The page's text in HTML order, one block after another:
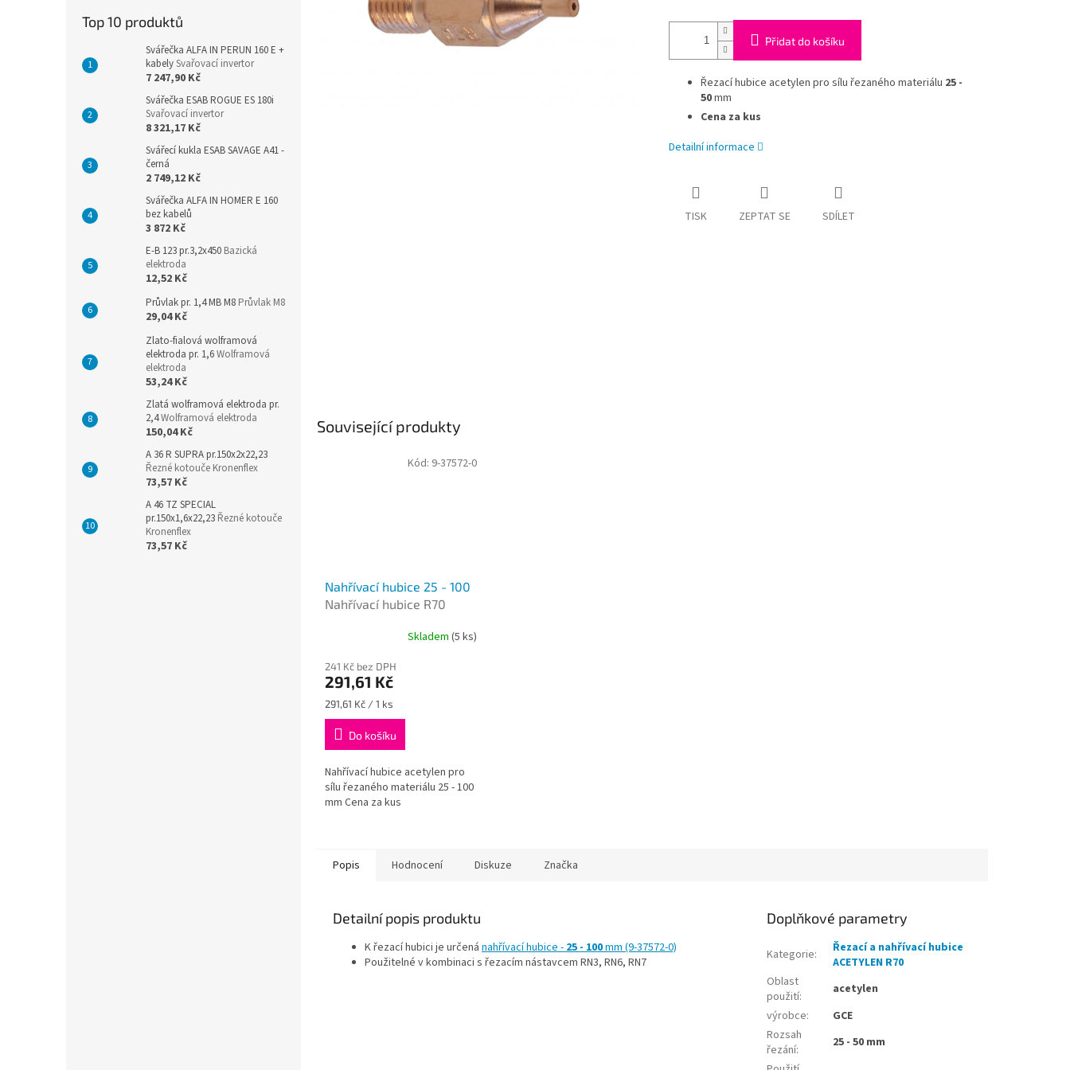
Top 10 produktů
Svářečka ALFA IN PERUN 160 E +
kabelySvařovací invertor
7 247,90 Kč
Svářečka ESAB ROGUE ES 180i
Svařovací invertor
8 321,17 Kč
Svářecí kukla ESAB SAVAGE A41 -
černá
2 749,12 Kč
Svářečka ALFA IN HOMER E 160
bez kabelů
3 872 Kč
E-B 123 pr.3,2x450 Bazická
elektroda
12,52 Kč
Průvlak pr. 1,4 MB M8 Průvlak M8
29,04 Kč
Zlato-fialová wolframová
elektroda pr. 1,6Wolframová
elektroda
53,24 Kč
Zlatá wolframová elektroda pr.
2,4Wolframová elektroda
150,04 Kč
A 36 R SUPRA pr.150x2x22,23
Řezné kotouče Kronenflex
73,57 Kč
A 46 TZ SPECIAL
pr.150x1,6x22,23 Řezné kotouče
Kronenflex
73,57 Kč
Přidat do košíku
Řezací hubice acetylen pro sílu řezaného materiálu 25 -
50mm
Cena za kus
Detailní informace
TISK ZEPTAT SE SDÍLET
Související produkty
Nahřívací hubice 25 - 100
Nahřívací hubice R70
Skladem (5 ks)
241 Kč bez DPH
291,61 Kč
Měrná
cena:
291,61 Kč / 1 ks
Do košíku
Nahřívací hubice acetylen pro
sílu řezaného materiálu 25 - 100
mm Cena za kus
Kód: 9-37572-0
Popis Hodnocení Diskuze Značka
Detailní popis produktu
K řezací hubici je určená nahřívací hubice -25 - 100mm (9-37572-0)
Použitelné v kombinaci s řezacím nástavcem RN3, RN6, RN7
Doplňkové parametry
Kategorie:
Řezací a nahřívací hubice
ACETYLEN R70
Oblast
použití:
acetylen
výrobce:
GCE
Rozsah
řezání:
25 - 50 mm